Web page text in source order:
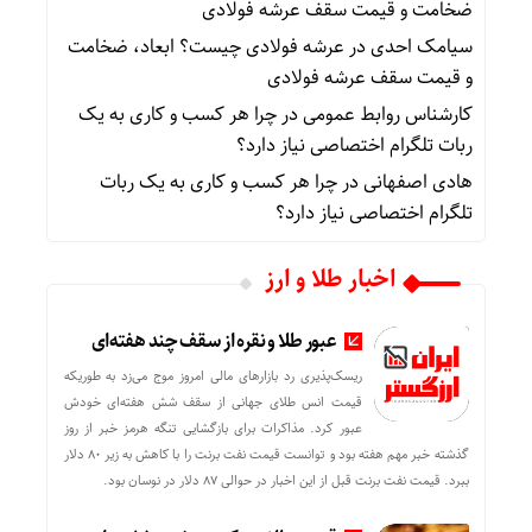
ضخامت و قیمت سقف عرشه فولادی
سیامک احدیدرعرشه فولادی چیست؟ ابعاد، ضخامت
و قیمت سقف عرشه فولادی
کارشناس روابط عمومیدرچرا هر کسب‌ و کاری به یک
ربات تلگرام اختصاصی نیاز دارد؟
هادی اصفهانیدرچرا هر کسب‌ و کاری به یک ربات
تلگرام اختصاصی نیاز دارد؟
اخبار طلا و ارز
عبور طلا و نقره از سقف چند هفته‌ای
ریسک‌پذیری رد بازارهای مالی امروز موج می‌زد به طوریکه
قیمت انس طلای جهانی از سقف شش هفته‌ای خودش
عبور کرد. مذاکرات برای بازگشایی تنگه هرمز خبر از روز
گذشته خبر مهم هفته بود و توانست قیمت نفت برنت را با کاهش به زیر 80 دلار
ببرد. قیمت نفت برنت قبل از این اخبار در حوالی 87 دلار در نوسان بود.